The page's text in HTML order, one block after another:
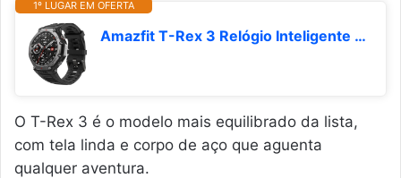
1º LUGAR EM OFERTA
Amazfit T-Rex 3 Relógio Inteligente Robusto/Militar 48mm, GPS, Mapas Offline, Longa Vida da Bateria,328 Pés Resistente à Água, 170 Modos de Fitness/Desporto (preto)
O T-Rex 3 é o modelo mais equilibrado da lista,
com tela linda e corpo de aço que aguenta
qualquer aventura.